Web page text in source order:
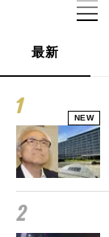
最新
NEW